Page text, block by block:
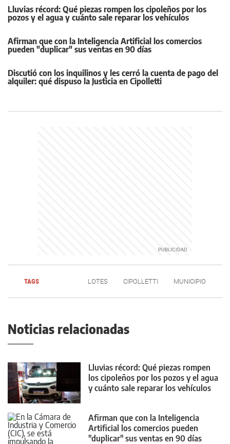
Lluvias récord: Qué piezas rompen los cipoleños por los
pozos y el agua y cuánto sale reparar los vehículos
Afirman que con la Inteligencia Artificial los comercios
pueden "duplicar" sus ventas en 90 días
Discutió con los inquilinos y les cerró la cuenta de pago del
alquiler: qué dispuso la Justicia en Cipolletti
TAGS LOTES CIPOLLETTI MUNICIPIO
Noticias relacionadas
Lluvias récord: Qué piezas rompen
los cipoleños por los pozos y el agua
y cuánto sale reparar los vehículos
Afirman que con la Inteligencia
Artificial los comercios pueden
"duplicar" sus ventas en 90 días